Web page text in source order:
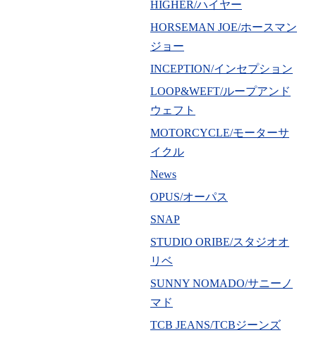
HIGHER/ハイヤー
HORSEMAN JOE/ホースマン
ジョー
INCEPTION/インセプション
LOOP&WEFT/ループアンド
ウェフト
MOTORCYCLE/モーターサ
イクル
News
OPUS/オーパス
SNAP
STUDIO ORIBE/スタジオオ
リベ
SUNNY NOMADO/サニーノ
マド
TCB JEANS/TCBジーンズ